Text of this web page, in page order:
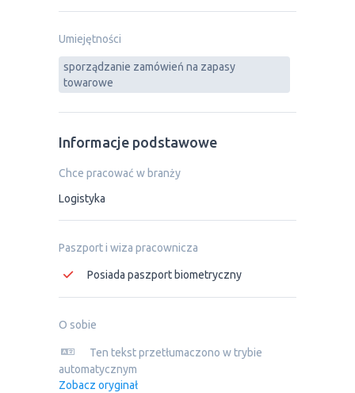
Umiejętności
sporządzanie zamówień na zapasy
towarowe
Informacje podstawowe
Chce pracować w branży
Logistyka
Paszport i wiza pracownicza
Posiada paszport biometryczny
O sobie
Ten tekst przetłumaczono w trybie
automatycznym
Zobacz oryginał